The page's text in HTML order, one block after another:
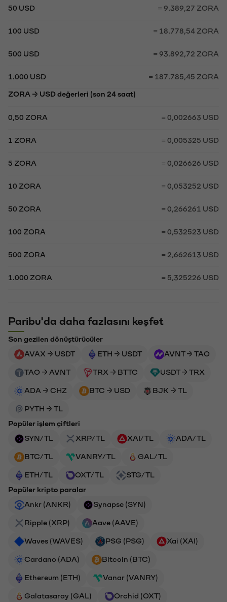
50 USD = 9.389,27 ZORA
100 USD = 18.778,54 ZORA
500 USD = 93.892,72 ZORA
1.000 USD = 187.785,45 ZORA
ZORA → USD değerleri (son 24 saat)
0,50 ZORA = 0,002663 USD
1 ZORA = 0,005325 USD
5 ZORA = 0,026626 USD
10 ZORA = 0,053252 USD
50 ZORA = 0,266261 USD
100 ZORA = 0,532523 USD
500 ZORA = 2,662613 USD
1.000 ZORA = 5,325226 USD
Paribu'da daha fazlasını keşfet
Son gezilen dönüştürücüler
AVAX → USDT
ETH → USDT AVNT → TAO
TAO → AVNT TRX → BTTC USDT → TRX
ADA → CHZ BTC → USD BJK → TL
PYTH → TL
Popüler işlem çiftleri
SYN/TL
XRP/TL XAI/TL ADA/TL
BTC/TL VANRY/TL GAL/TL
ETH/TL OXT/TL
STG/TL
Popüler kripto paralar
Ankr (ANKR)
Synapse (SYN)
Ripple (XRP) Aave (AAVE)
Waves (WAVES) PSG (PSG) Xai (XAI)
Cardano (ADA) Bitcoin (BTC)
Ethereum (ETH) Vanar (VANRY)
Galatasaray (GAL) Orchid (OXT)